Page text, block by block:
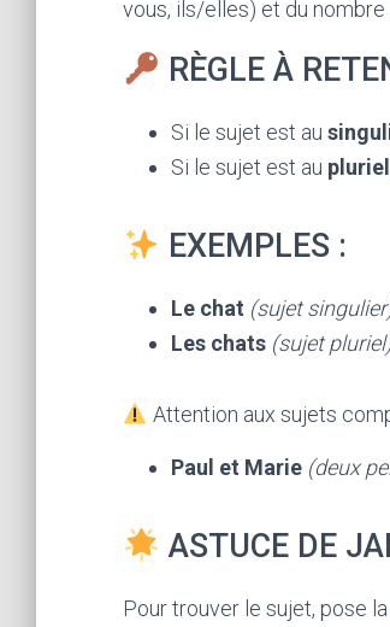
vous, ils/elles) et du nombre
RÈGLE À
Si le sujet est au
Si le sujet est au pluriel
EXEMPLES :
Le chat (sujet
Les chats (sujet
Attention aux sujets
Paul et Marie (deux
ASTUCE DE
Pour trouver le sujet, pose